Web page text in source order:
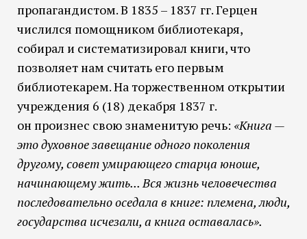
пропагандистом. В 1835 – 1837 гг. Герцен
числился помощником библиотекаря,
собирал и систематизировал книги, что
позволяет нам считать его первым
библиотекарем. На торжественном открытии
учреждения 6 (18) декабря 1837 г.
он произнес свою знаменитую речь: «Книга —
это духовное завещание одного поколения
другому, совет умирающего старца юноше,
начинающему жить... Вся жизнь человечества
последовательно оседала в книге: племена, люди,
государства исчезали, а книга оставалась».